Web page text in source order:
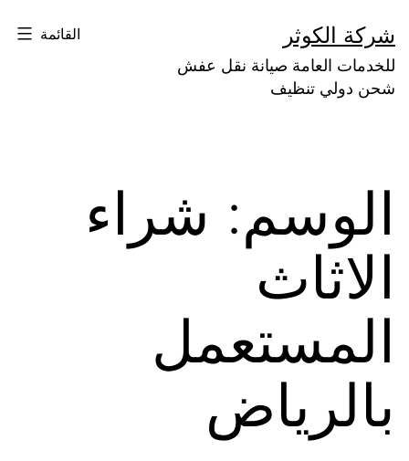
إلى
المحتوى
شركة الكوثر
للخدمات العامة صيانة نقل عفش
شحن دولي تنظيف
القائمة
الوسم: شراء
الاثاث
المستعمل
بالرياض